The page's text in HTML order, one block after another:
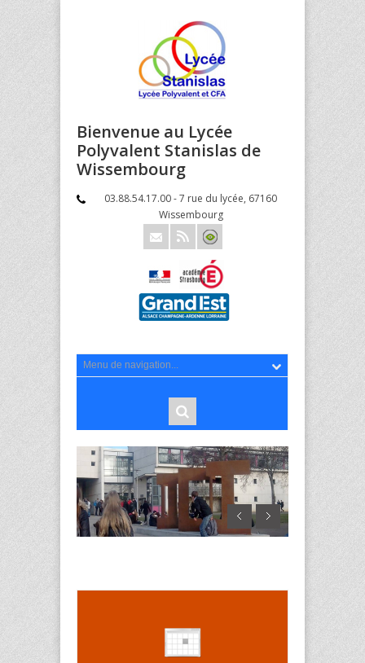
Bienvenue au Lycée
Polyvalent Stanislas de
Wissembourg
03.88.54.17.00 - 7 rue du lycée, 67160
Wissembourg